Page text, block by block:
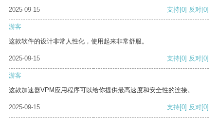
2025-09-15
支持[0] 反对[0]
游客
这款软件的设计非常人性化，使用起来非常舒服。
2025-09-15 支持[0] 反对[0]
游客
这款加速器VPM应用程序可以给你提供最高速度和安全性的连接。
2025-09-15 支持[0] 反对[0]